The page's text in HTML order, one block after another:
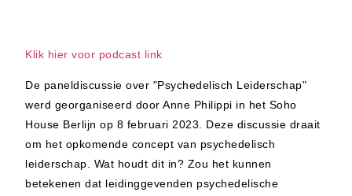
Klik hier voor podcast link
De paneldiscussie over "Psychedelisch Leiderschap"
werd georganiseerd door Anne Philippi in het Soho
House Berlijn op 8 februari 2023. Deze discussie draait
om het opkomende concept van psychedelisch
leiderschap. Wat houdt dit in? Zou het kunnen
betekenen dat leidinggevenden psychedelische